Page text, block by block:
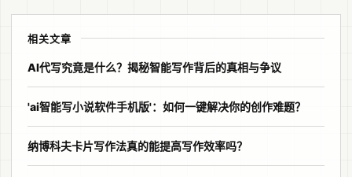
相关文章
AI代写究竟是什么？揭秘智能写作背后的真相与争议
'ai智能写小说软件手机版'：如何一键解决你的创作难题？
纳博科夫卡片写作法真的能提高写作效率吗？